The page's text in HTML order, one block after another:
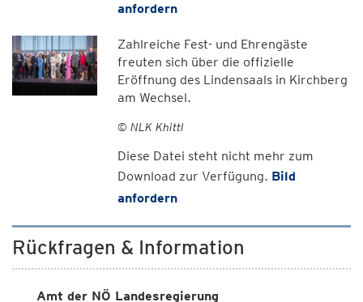
anfordern
Zahlreiche Fest- und Ehrengäste
freuten sich über die offizielle
Eröffnung des Lindensaals in Kirchberg
am Wechsel.
© NLK Khittl
Diese Datei steht nicht mehr zum
Download zur Verfügung. Bild
anfordern
Rückfragen & Information
Amt der NÖ Landesregierung